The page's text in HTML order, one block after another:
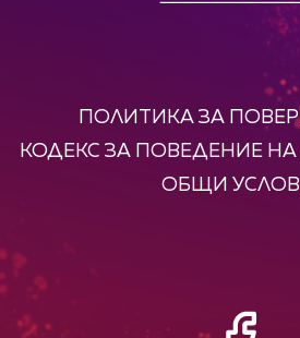
ПОЛИТИКА ЗА
КОДЕКС ЗА ПОВЕДЕНИЕ
ОБЩИ